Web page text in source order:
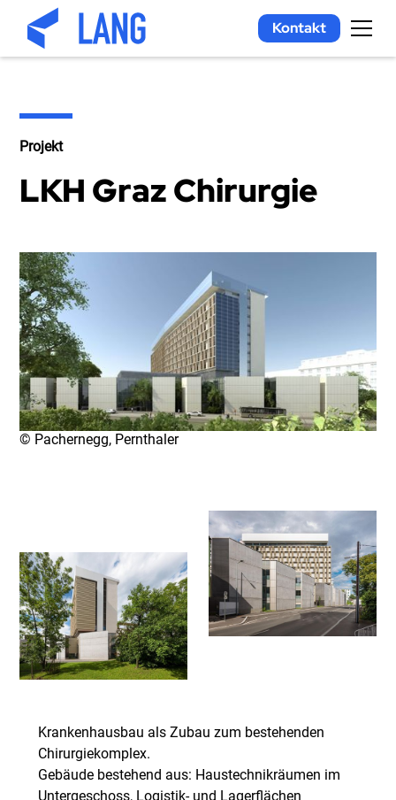
Kontakt
Projekt
LKH Graz Chirurgie
© Pachernegg, Pernthaler
Krankenhausbau als Zubau zum bestehenden
Chirurgiekomplex.
Gebäude bestehend aus: Haustechnikräumen im
Untergeschoss, Logistik- und Lagerflächen